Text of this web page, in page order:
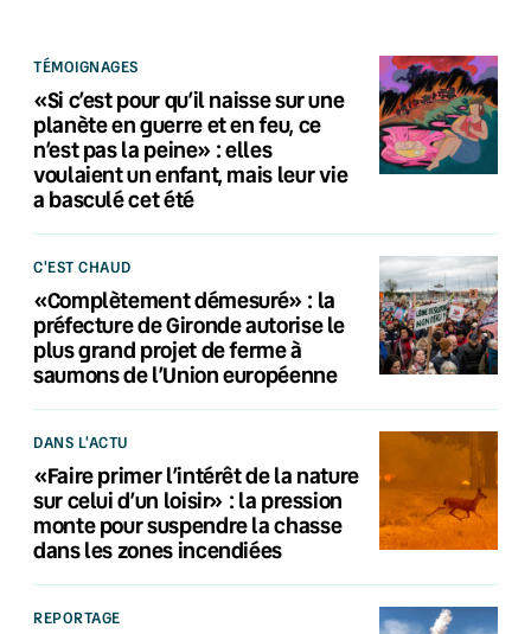
TÉMOIGNAGES
«Si c’est pour qu’il naisse sur une
planète en guerre et en feu, ce
n’est pas la peine» : elles
voulaient un enfant, mais leur vie
a basculé cet été
C'EST CHAUD
«Complètement démesuré» : la
préfecture de Gironde autorise le
plus grand projet de ferme à
saumons de l’Union européenne
DANS L'ACTU
«Faire primer l’intérêt de la nature
sur celui d’un loisir» : la pression
monte pour suspendre la chasse
dans les zones incendiées
REPORTAGE